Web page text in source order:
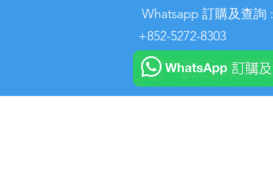
Whatsapp 訂購及查詢 :
+852-5272-8303